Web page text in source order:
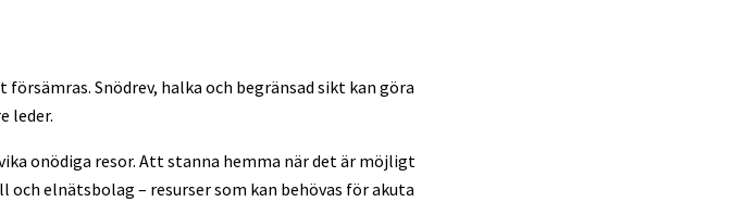
Snödrev, halka och begränsad sikt kan göra
leder.
onödiga resor. Att stanna hemma när det är möjligt
elnätsbolag – resurser som kan behövas för akuta